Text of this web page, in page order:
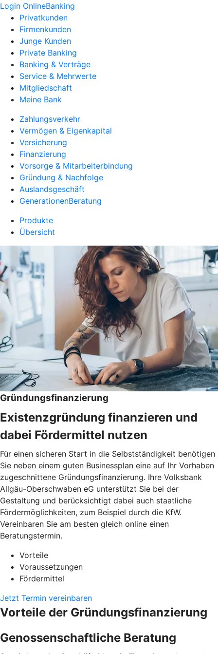
Login OnlineBanking
Privatkunden
Firmenkunden
Junge Kunden
Private Banking
Banking & Verträge
Service & Mehrwerte
Mitgliedschaft
Meine Bank
Zahlungsverkehr
Vermögen & Eigenkapital
Versicherung
Finanzierung
Vorsorge & Mitarbeiterbindung
Gründung & Nachfolge
Auslandsgeschäft
GenerationenBeratung
Produkte
Übersicht
Gründungsfinanzierung
Existenzgründung finanzieren und
dabei Fördermittel nutzen
Für einen sicheren Start in die Selbstständigkeit benötigen
Sie neben einem guten Businessplan eine auf Ihr Vorhaben
zugeschnittene Gründungsfinanzierung. Ihre Volksbank
Allgäu-Oberschwaben eG unterstützt Sie bei der
Gestaltung und berücksichtigt dabei auch staatliche
Fördermöglichkeiten, zum Beispiel durch die KfW.
Vereinbaren Sie am besten gleich online einen
Beratungstermin.
Vorteile
Voraussetzungen
Fördermittel
Jetzt Termin vereinbaren
Vorteile der Gründungsfinanzierung
Genossenschaftliche Beratung